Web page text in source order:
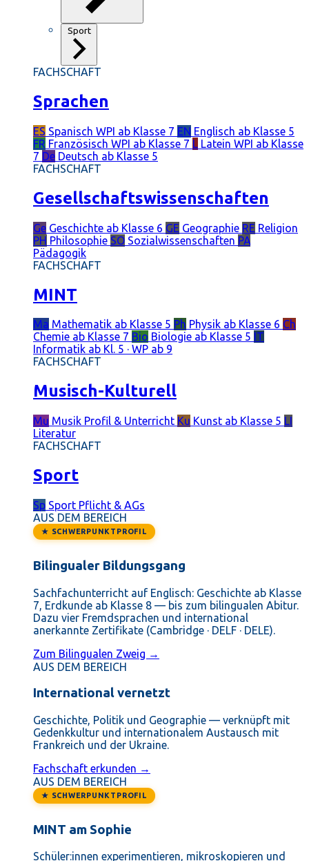
Sport
FACHSCHAFT
Sprachen
ES Spanisch WPI ab Klasse 7 EN Englisch ab Klasse 5
FR Französisch WPI ab Klasse 7 L Latein WPI ab Klasse
7 De Deutsch ab Klasse 5
FACHSCHAFT
Gesellschaftswissenschaften
Ge Geschichte ab Klasse 6 GE Geographie RE Religion
PH Philosophie SO Sozialwissenschaften PÄ
Pädagogik
FACHSCHAFT
MINT
Ma Mathematik ab Klasse 5 Ph Physik ab Klasse 6 Ch
Chemie ab Klasse 7 Bio Biologie ab Klasse 5 IT
Informatik ab Kl. 5 · WP ab 9
FACHSCHAFT
Musisch-Kulturell
Mu Musik Profil & Unterricht Ku Kunst ab Klasse 5 LI
Literatur
FACHSCHAFT
Sport
Sp Sport Pflicht & AGs
AUS DEM BEREICH
★ SCHWERPUNKTPROFIL
Bilingualer Bildungsgang
Sachfachunterricht auf Englisch: Geschichte ab Klasse
7, Erdkunde ab Klasse 8 — bis zum bilingualen Abitur.
Dazu vier Fremdsprachen und international
anerkannte Zertifikate (Cambridge · DELF · DELE).
Zum Bilingualen Zweig →
AUS DEM BEREICH
International vernetzt
Geschichte, Politik und Geographie — verknüpft mit
Gedenkkultur und internationalem Austausch mit
Frankreich und der Ukraine.
Fachschaft erkunden →
AUS DEM BEREICH
★ SCHWERPUNKTPROFIL
MINT am Sophie
Schüler:innen experimentieren, mikroskopieren und